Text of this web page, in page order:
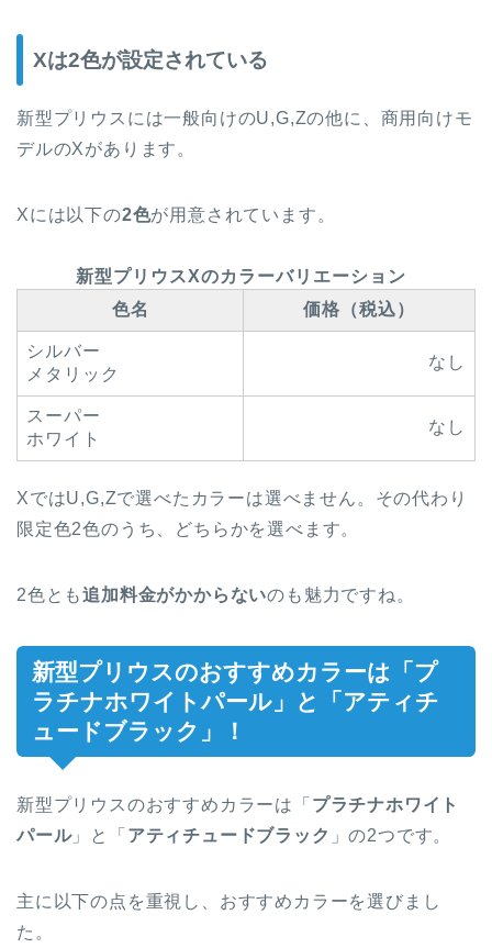
Xは2色が設定されている
新型プリウスには一般向けのU,G,Zの他に、商用向けモ
デルのXがあります。
Xには以下の2色が用意されています。
新型プリウスXのカラーバリエーション
色名
価格（税込）
シルバー
メタリック
なし
スーパー
ホワイト
なし
XではU,G,Zで選べたカラーは選べません。その代わり
限定色2色のうち、どちらかを選べます。
2色とも追加料金がかからないのも魅力ですね。
新型プリウスのおすすめカラーは「プ
ラチナホワイトパール」と「アティチ
ュードブラック」！
新型プリウスのおすすめカラーは「 プラチナホワイト
パール」と「 アティチュードブラック 」の2つです。
主に以下の点を重視し、おすすめカラーを選びまし
た。